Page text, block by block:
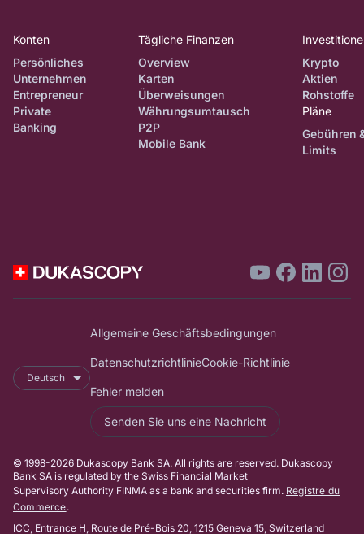
Konten
Persönliches
Unternehmen
Entrepreneur
Private
Banking
Tägliche Finanzen
Overview
Karten
Überweisungen
Währungsumtausch
P2P
Mobile Bank
Krypto
Aktien
Rohstoffe
Pläne
Gebühren
Limits
Deutsch
Allgemeine Geschäftsbedingungen
DatenschutzrichtlinieCookie-Richtlinie
Fehler melden
Senden Sie uns eine Nachricht
© 1998-2026 Dukascopy Bank SA. All rights are reserved. Dukascopy
Bank SA is regulated by the Swiss Financial Market
Supervisory Authority FINMA as a bank and securities firm. Registre du
Commerce.
ICC, Entrance H, Route de Pré-Bois 20, 1215 Geneva 15, Switzerland